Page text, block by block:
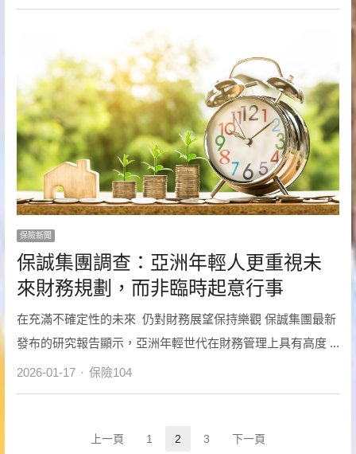
保險新聞
保誠集團調查：亞洲年輕人更重視未
來財務規劃，而非臨時起意行事
在充滿不確定性的未來 仍對財務展望保持樂觀 保誠集團最新
發布的研究報告顯示，亞洲年輕世代在財務管理上具有高度 ...
2026-01-17 Author
保險104
上一頁 Page
1 Page
2 Page
3 下一頁